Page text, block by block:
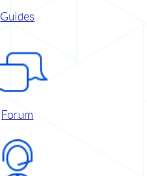
Guides
Forum